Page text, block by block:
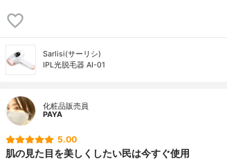
Sarlisi(サーリシ)
IPL光脱毛器 AI-01
化粧品販売員
PAYA
5.00
肌の見た目を美しくしたい民は今すぐ使用